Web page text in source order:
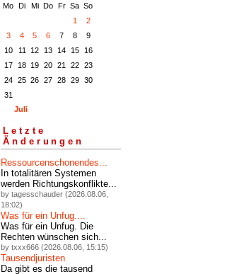
Mo Di Mi Do Fr Sa So
1
2
3
4 5 6 7 8
9
10
11 12 13 14 15
16
17
18 19 20 21 22
23
24
25 26 27 28 29
30
31
Juli
Letzte
Änderungen
Ressourcenschonendes...
In totalitären Systemen
werden Richtungskonflikte...
by tagesschauder (2026.08.06,
18:02)
Was für ein Unfug....
Was für ein Unfug. Die
Rechten wünschen sich...
by txxx666 (2026.08.06, 15:15)
Tausendjuristen
Da gibt es die tausend